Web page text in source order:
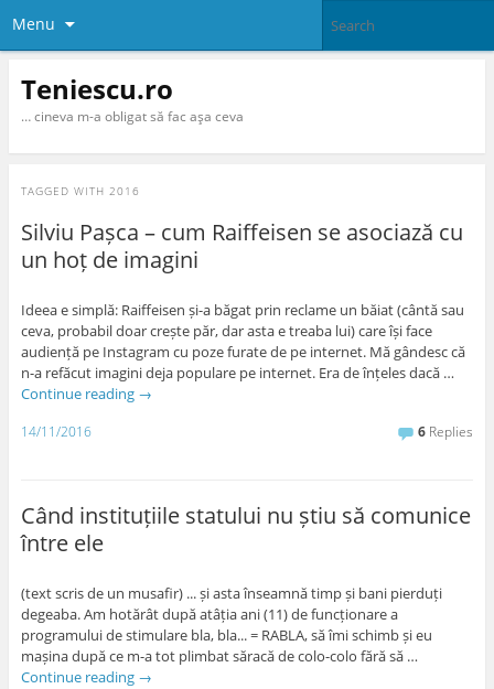
Menu
Teniescu.ro
… cineva m-a obligat să fac aşa ceva
TAGGED WITH 2016
Silviu Pașca – cum Raiffeisen se asociază cu
un hoț de imagini
Ideea e simplă: Raiffeisen și-a băgat prin reclame un băiat (cântă sau
ceva, probabil doar crește păr, dar asta e treaba lui) care își face
audiență pe Instagram cu poze furate de pe internet. Mă gândesc că
n-a refăcut imagini deja populare pe internet. Era de înțeles dacă …
Continue reading →
14/11/2016 6 Replies
Când instituțiile statului nu știu să comunice
între ele
(text scris de un musafir) ... și asta înseamnă timp și bani pierduți
degeaba. Am hotărât după atâția ani (11) de funcționare a
programului de stimulare bla, bla... = RABLA, să îmi schimb și eu
mașina după ce m-a tot plimbat săracă de colo-colo fără să …
Continue reading →